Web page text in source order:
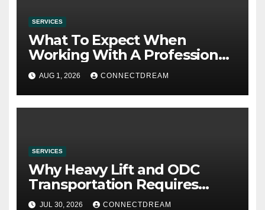
SERVICES
What To Expect When
Working With A Professional
Wedding Planning Firm
AUG 1, 2026 CONNECTDREAM
SERVICES
Why Heavy Lift and ODC
Transportation Requires
Specialists
JUL 30, 2026 CONNECTDREAM